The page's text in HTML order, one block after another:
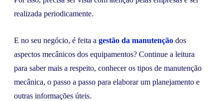
realizada periodicamente.
E no seu negócio, é feita a gestão da manutenção dos
aspectos mecânicos dos equipamentos? Continue a leitura
para saber mais a respeito, conhecer os tipos de manutenção
mecânica, o passo a passo para elaborar um planejamento e
outras informações úteis.